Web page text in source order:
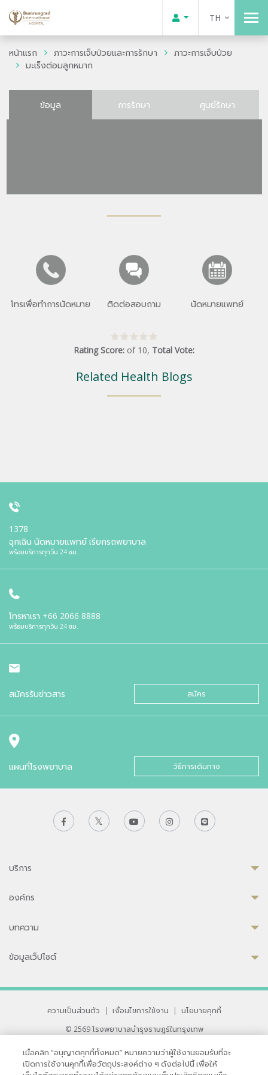
TH
หน้าแรก ภาวะการเจ็บป่วยและการรักษา
ภาวะการเจ็บป่วย
มะเร็งต่อมลูกหมาก
ข้อมูล การรักษา ศูนย์รักษา
โทรเพื่อทำการนัดหมาย ติดต่อสอบถาม นัดหมายแพทย์
Rating Score: of 10, Total Vote:
Related Health Blogs
1378
ฉุกเฉิน นัดหมายแพทย์ เรียกรถพยาบาล
พร้อมบริการทุกวัน 24 ชม.
โทรหาเรา +66 2066 8888
พร้อมบริการทุกวัน 24 ชม.
สมัครรับข่าวสาร สมัคร
แผนที่โรงพยาบาล วิธีการเดินทาง
บริการ
องค์กร
บทความ
ข้อมูลเว็ปไซต์
ความเป็นส่วนตัว | เงื่อนไขการใช้งาน |
นโยบายคุกกี้
© 2569 โรงพยาบาลบำรุงราษฎร์ในกรุงเทพ
33 สุขุมวิท ซอย 3 เขตวัฒนา กรุงเทพ 10110 ประเทศไทย
หากท่านมีข้อคิดเห็นหรือปัญหาในการใช้เว็บไซต์ของเรา
เมื่อคลิก “อนุญาตคุกกี้ทั้งหมด” หมายความว่าผู้ใช้งานยอมรับที่จะ
เปิดการใช้งานคุกกี้เพื่อวัตถุประสงค์ต่าง ๆ ดังต่อไปนี้ เพื่อให้